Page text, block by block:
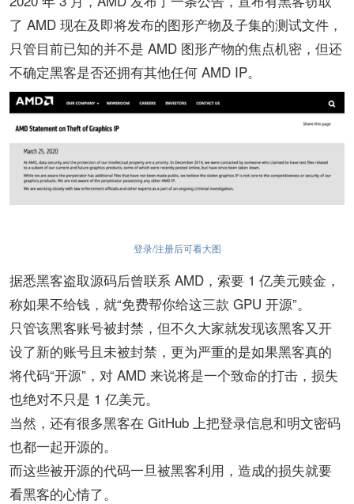
了 AMD 现在及即将发布的图形产物及子集的测试文件，
只管目前已知的并不是 AMD 图形产物的焦点机密，但还
不确定黑客是否还拥有其他任何 AMD IP。
登录/注册后可看大图
据悉黑客盗取源码后曾联系 AMD，索要 1 亿美元赎金，
称如果不给钱，就“免费帮你给这三款 GPU 开源”。
只管该黑客账号被封禁，但不久大家就发现该黑客又开
设了新的账号且未被封禁，更为严重的是如果黑客真的
将代码“开源”，对 AMD 来说将是一个致命的打击，损失
也绝对不只是 1 亿美元。
当然，还有很多黑客在 GitHub 上把登录信息和明文密码
也都一起开源的。
而这些被开源的代码一旦被黑客利用，造成的损失就要
看黑客的心情了。